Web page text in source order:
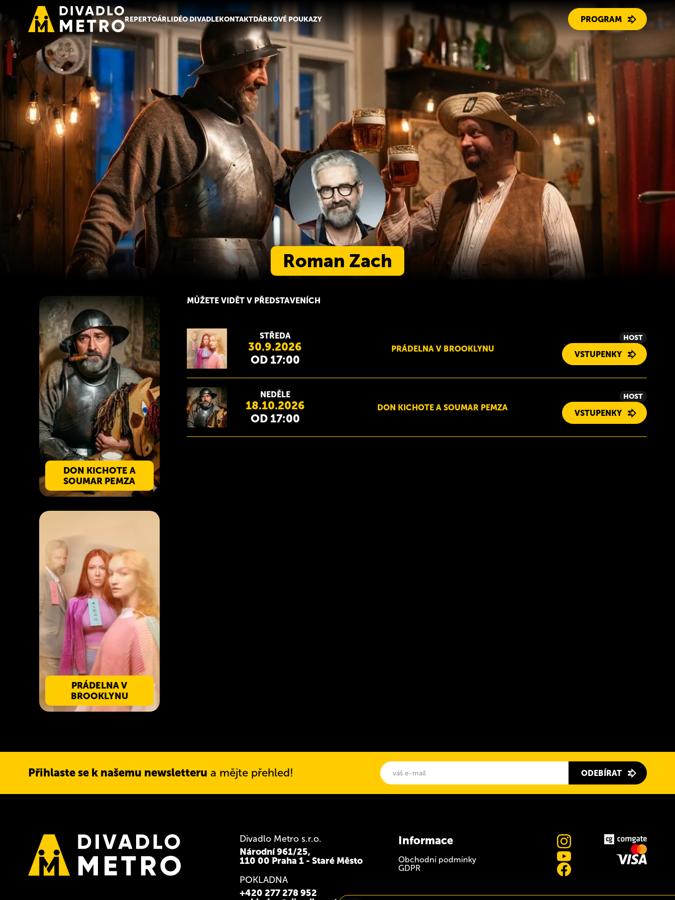
REPERTOÁRLIDÉO DIVADLEKONTAKTDÁRKOVÉ POUKAZY PROGRAM
Roman Zach
DON KICHOTE A
SOUMAR PEMZA
PRÁDELNA V
BROOKLYNU
MŮŽETE VIDĚT V PŘEDSTAVENÍCH
STŘEDA
30.9.2026
OD 17:00
PRÁDELNA V BROOKLYNU
HOST
VSTUPENKY
NEDĚLE
18.10.2026
OD 17:00
DON KICHOTE A SOUMAR PEMZA
HOST
VSTUPENKY
Přihlaste se k našemu newsletteru a mějte přehled! ODEBÍRAT
Divadlo Metro s.r.o.
Národní 961/25,
110 00 Praha 1 - Staré Město
POKLADNA
+420 277 278 952
Informace
Obchodní podmínky
GDPR